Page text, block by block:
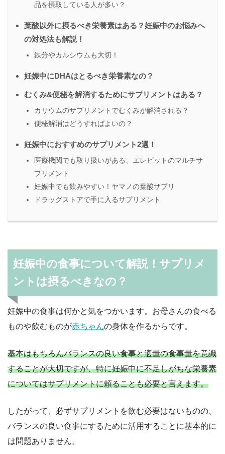
品を摂取している人が多い？
葉酸以外に摂るべき栄養素はある？妊娠中のお悩みへ
の対処法も解説！
鉄分やカルシウムも大切！
妊娠中にDHAはとるべき栄養素なの？
むくみ&便秘を解消するためにサプリメントはある？
カリウムのサプリメントでむくみが解消される？
便秘解消はどうすればよいの？
妊娠中におすすめのサプリメント2選！
医療機関でも取り扱いがある、エレビットのマルチサ
プリメント
妊娠中でも飲みやすい！ヤマノの葉酸サプリ
ドラッグストアで手に入るサプリメント
妊娠中の食事について解説！サプリメ
ントは摂るべきなの？
妊娠中の食事は何かと気をつかいます。お母さんの食べる
ものや飲むものが赤ちゃんの身体を作るからです。
基本はもちろんバランスの良い食事と適量の食事量を意識
することが大切ですが、特に妊娠中に不足しがちな栄養素
についてはサプリメントに頼ることも必要と言えます。
したがって、必ずサプリメントを飲む必要はないものの、
バランスの良い食事にするために活用することに基本的に
は問題ありません。